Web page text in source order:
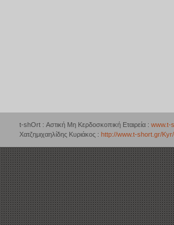
t-shOrt : Αστική Μη Κερδοσκοπική Εταιρεία : www.t-
Χατζημιχαηλίδης Κυριάκος : http://www.t-short.gr/Kyr/